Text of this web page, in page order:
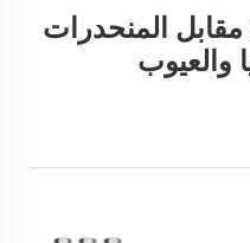
مقابل المنحدرات
والعيوب